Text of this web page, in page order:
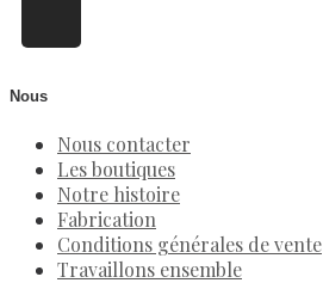
Nous
Nous contacter
Les boutiques
Notre histoire
Fabrication
Conditions générales de vente
Travaillons ensemble